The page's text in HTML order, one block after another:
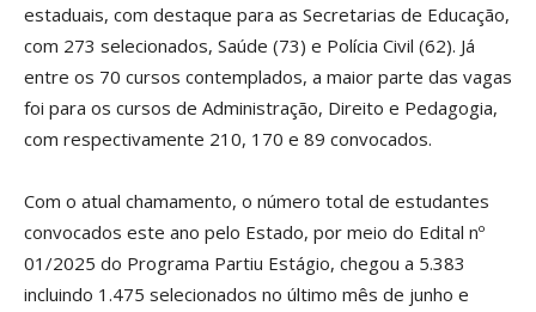
estaduais, com destaque para as Secretarias de Educação,
com 273 selecionados, Saúde (73) e Polícia Civil (62). Já
entre os 70 cursos contemplados, a maior parte das vagas
foi para os cursos de Administração, Direito e Pedagogia,
com respectivamente 210, 170 e 89 convocados.
Com o atual chamamento, o número total de estudantes
convocados este ano pelo Estado, por meio do Edital nº
01/2025 do Programa Partiu Estágio, chegou a 5.383
incluindo 1.475 selecionados no último mês de junho e